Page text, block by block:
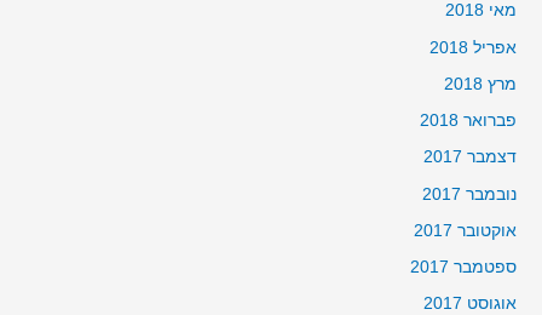
מאי 2018
אפריל 2018
מרץ 2018
פברואר 2018
דצמבר 2017
נובמבר 2017
אוקטובר 2017
ספטמבר 2017
אוגוסט 2017